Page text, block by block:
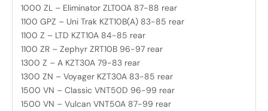
1000 ZL – Eliminator ZLT00A 87-88 rear
1100 GPZ – Uni Trak KZT10B(A) 83-85 rear
1100 Z – LTD KZT10A 84-85 rear
1100 ZR – Zephyr ZRT10B 96-97 rear
1300 Z – A KZT30A 79-83 rear
1300 ZN – Voyager KZT30A 83-85 rear
1500 VN – Classic VNT50D 96-99 rear
1500 VN – Vulcan VNT50A 87-99 rear